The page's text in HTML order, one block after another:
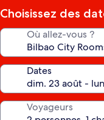
Choisissez des
Où allez-vous ?
Dates
Voyageurs